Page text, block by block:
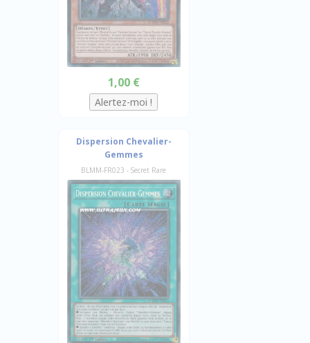
1,00 €
Dispersion Chevalier-
Gemmes
BLMM-FR023 - Secret Rare